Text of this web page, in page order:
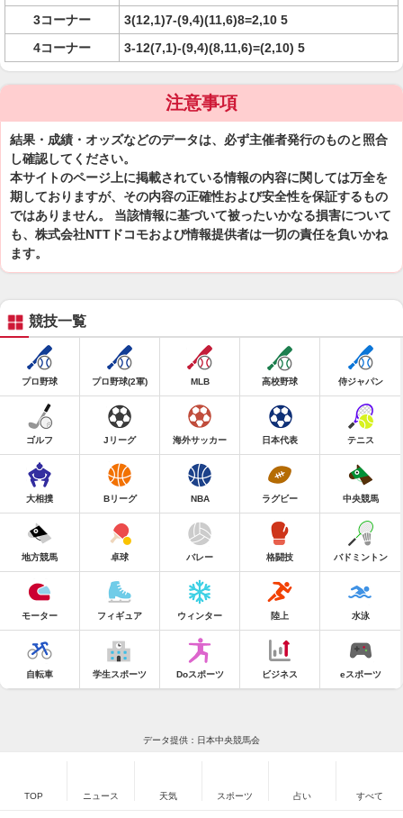
3コーナー
3(12,1)7-(9,4)(11,6)8=2,10 5
4コーナー
3-12(7,1)-(9,4)(8,11,6)=(2,10) 5
注意事項
結果・成績・オッズなどのデータは、必ず主催者発行のものと照合
し確認してください。
本サイトのページ上に掲載されている情報の内容に関しては万全を
期しておりますが、その内容の正確性および安全性を保証するもの
ではありません。 当該情報に基づいて被ったいかなる損害について
も、株式会社NTTドコモおよび情報提供者は一切の責任を負いかね
ます。
競技一覧
プロ野球 プロ野球(2軍) MLB 高校野球 侍ジャパン
ゴルフ Jリーグ 海外サッカー 日本代表 テニス
大相撲 Bリーグ NBA ラグビー 中央競馬
地方競馬 卓球 バレー 格闘技 バドミントン
モーター フィギュア ウィンター 陸上 水泳
自転車 学生スポーツ Doスポーツ ビジネス eスポーツ
データ提供：日本中央競馬会
TOP ニュース 天気 スポーツ 占い すべて